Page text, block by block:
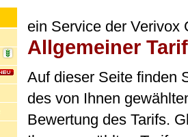
ein Service der Verivox
Allgemeiner
Auf dieser Seite finden
des von Ihnen
Bewertung des Tarifs.